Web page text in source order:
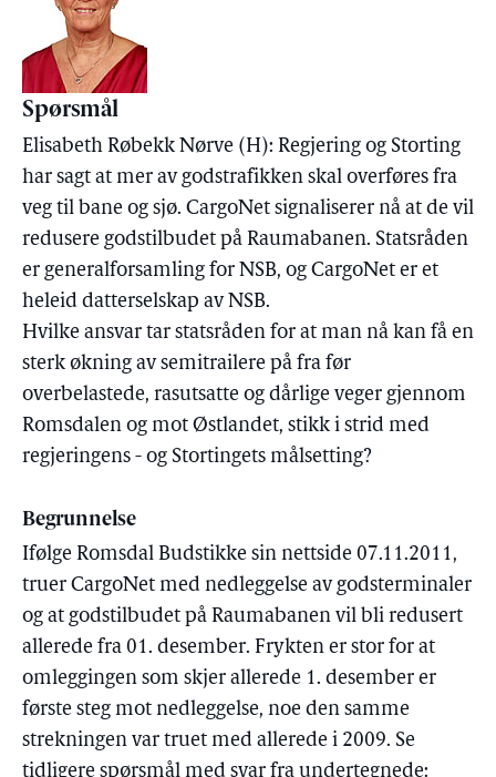
Spørsmål
Elisabeth Røbekk Nørve (H): Regjering og Storting
har sagt at mer av godstrafikken skal overføres fra
veg til bane og sjø. CargoNet signaliserer nå at de vil
redusere godstilbudet på Raumabanen. Statsråden
er generalforsamling for NSB, og CargoNet er et
heleid datterselskap av NSB.
Hvilke ansvar tar statsråden for at man nå kan få en
sterk økning av semitrailere på fra før
overbelastede, rasutsatte og dårlige veger gjennom
Romsdalen og mot Østlandet, stikk i strid med
regjeringens - og Stortingets målsetting?
Begrunnelse
Ifølge Romsdal Budstikke sin nettside 07.11.2011,
truer CargoNet med nedleggelse av godsterminaler
og at godstilbudet på Raumabanen vil bli redusert
allerede fra 01. desember. Frykten er stor for at
omleggingen som skjer allerede 1. desember er
første steg mot nedleggelse, noe den samme
strekningen var truet med allerede i 2009. Se
tidligere spørsmål med svar fra undertegnede: